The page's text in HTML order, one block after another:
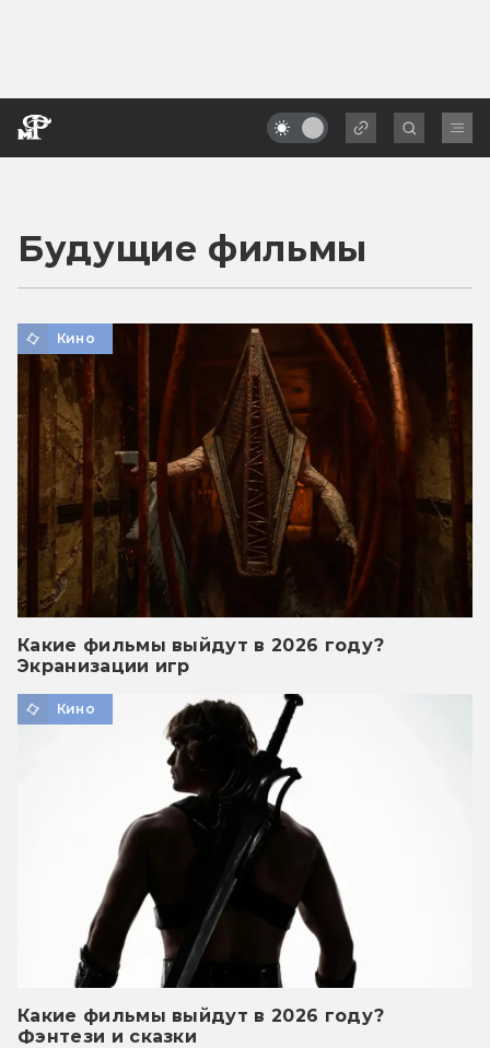
Будущие фильмы
Кино
Какие фильмы выйдут в 2026 году?
Экранизации игр
Кино
Какие фильмы выйдут в 2026 году?
Фэнтези и сказки